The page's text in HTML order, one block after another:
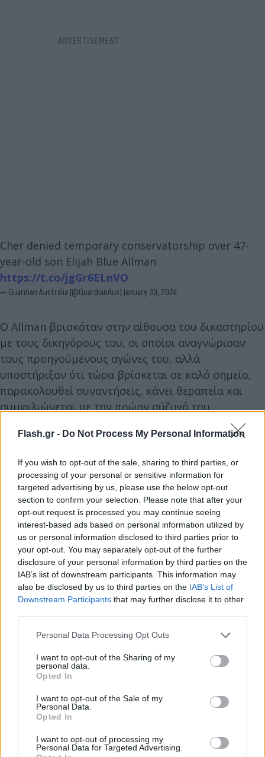
Flash.gr - Do Not Process My Personal Information
If you wish to opt-out of the sale, sharing to third parties, or
processing of your personal or sensitive information for
targeted advertising by us, please use the below opt-out
section to confirm your selection. Please note that after your
opt-out request is processed you may continue seeing
interest-based ads based on personal information utilized by
us or personal information disclosed to third parties prior to
your opt-out. You may separately opt-out of the further
disclosure of your personal information by third parties on the
IAB’s list of downstream participants. This information may
also be disclosed by us to third parties on the IAB’s List of
Downstream Participants that may further disclose it to other
Please note that this website/app uses one or more Google
not limited to your visit or usage behaviour. You may click to
grant or deny consent to Google and its third-party tags to
use your data for below specified purposes in below Google
consent section.
Personal Data Processing Opt Outs
I want to opt-out of the Sharing of my
personal data.
Opted In
I want to opt-out of the Sale of my
Personal Data.
Opted In
I want to opt-out of processing my
Personal Data for Targeted Advertising.
Cher denied temporary conservatorship over 47-
year-old son Elijah Blue Allman
https://t.co/jgGr6ELnVO
— Guardian Australia (@GuardianAus) January 30, 2024
Ο Allman βρισκόταν στην αίθουσα του δικαστηρίου
με τους δικηγόρους του, οι οποίοι αναγνώρισαν
τους προηγούμενους αγώνες του, αλλά
υποστήριξαν ότι τώρα βρίσκεται σε καλό σημείο,
παρακολουθεί συναντήσεις, κάνει θεραπεία και
συμφιλιώνεται με την πρώην σύζυγό του.
«Είμαστε ενθουσιασμένοι που το δικαστήριο είδε
ότι δεν χρειάζεται προσωρινή κηδεμονία», δήλωσε
ο δικηγόρος του Allman καθώς στεκόταν δίπλα του
έξω από το δικαστήριο. «Έχει μεγάλη υποστήριξη,
τα πάει περίφημα».
Οι δικηγόροι της Cher ανέφεραν ότι η υποστήριξη
που λαμβάνει ο Allman προέρχεται από
ανθρώπους που του λένε αυτά που θέλει να
ακούσει και υποβαθμίζουν το μέγεθος των
προβλημάτων του. Είπαν ότι η σημερινή
-φαινομενική- νηφαλιότητα και η ψυχική του υγεία
έχουν κλονιστεί. Επίσης, ανέφεραν ότι πάσχει από
διπολική διαταραχή, ήταν πρόσφατα άστεγος και
ότι η κατοχή μεγάλων χρηματικών ποσών μπορεί
να οδηγήσει σε πρόσβαση σε ναρκωτικά που θα
μπορούσαν να θέσουν σε κίνδυνο τη ζωή του.